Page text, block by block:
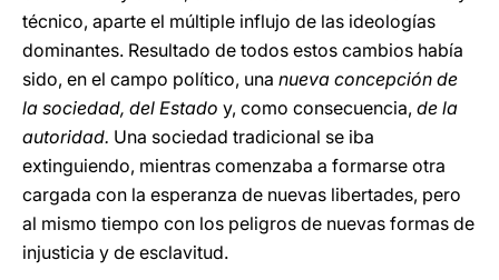
técnico, aparte el múltiple influjo de las ideologías
dominantes. Resultado de todos estos cambios había
sido, en el campo político, una nueva concepción de
la sociedad, del Estado y, como consecuencia, de la
autoridad. Una sociedad tradicional se iba
extinguiendo, mientras comenzaba a formarse otra
cargada con la esperanza de nuevas libertades, pero
al mismo tiempo con los peligros de nuevas formas de
injusticia y de esclavitud.